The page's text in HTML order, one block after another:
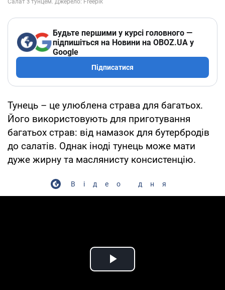
Будьте першими у курсі головного —
підпишіться на Новини на OBOZ.UA у
Google
Підписатися
Тунець – це улюблена страва для багатьох.
Його використовують для приготування
багатьох страв: від намазок для бутербродів
до салатів. Однак іноді тунець може мати
дуже жирну та маслянисту консистенцію.
Відео дня
Play Video